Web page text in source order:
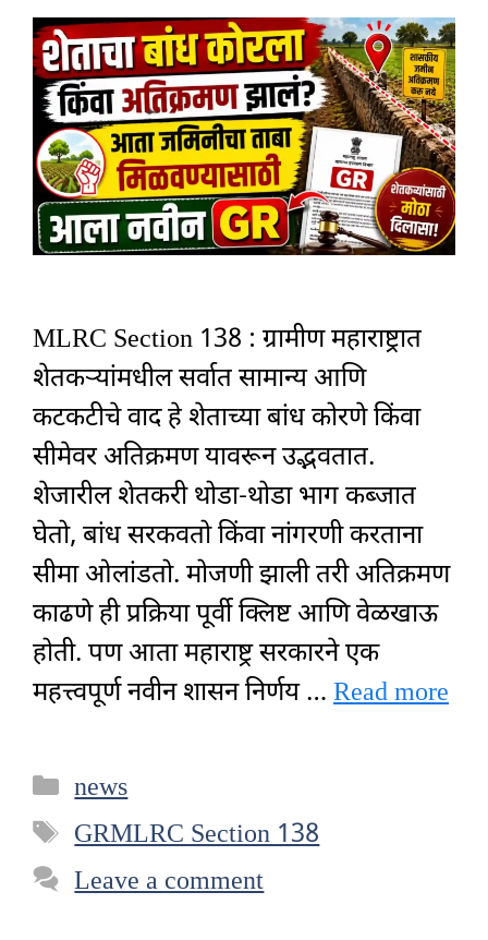
MLRC Section 138 : ग्रामीण महाराष्ट्रात
शेतकऱ्यांमधील सर्वात सामान्य आणि
कटकटीचे वाद हे शेताच्या बांध कोरणे किंवा
सीमेवर अतिक्रमण यावरून उद्भवतात.
शेजारील शेतकरी थोडा-थोडा भाग कब्जात
घेतो, बांध सरकवतो किंवा नांगरणी करताना
सीमा ओलांडतो. मोजणी झाली तरी अतिक्रमण
काढणे ही प्रक्रिया पूर्वी क्लिष्ट आणि वेळखाऊ
होती. पण आता महाराष्ट्र सरकारने एक
महत्त्वपूर्ण नवीन शासन निर्णय … Read more
Categories
news
Tags
GRMLRC Section 138
Leave a comment